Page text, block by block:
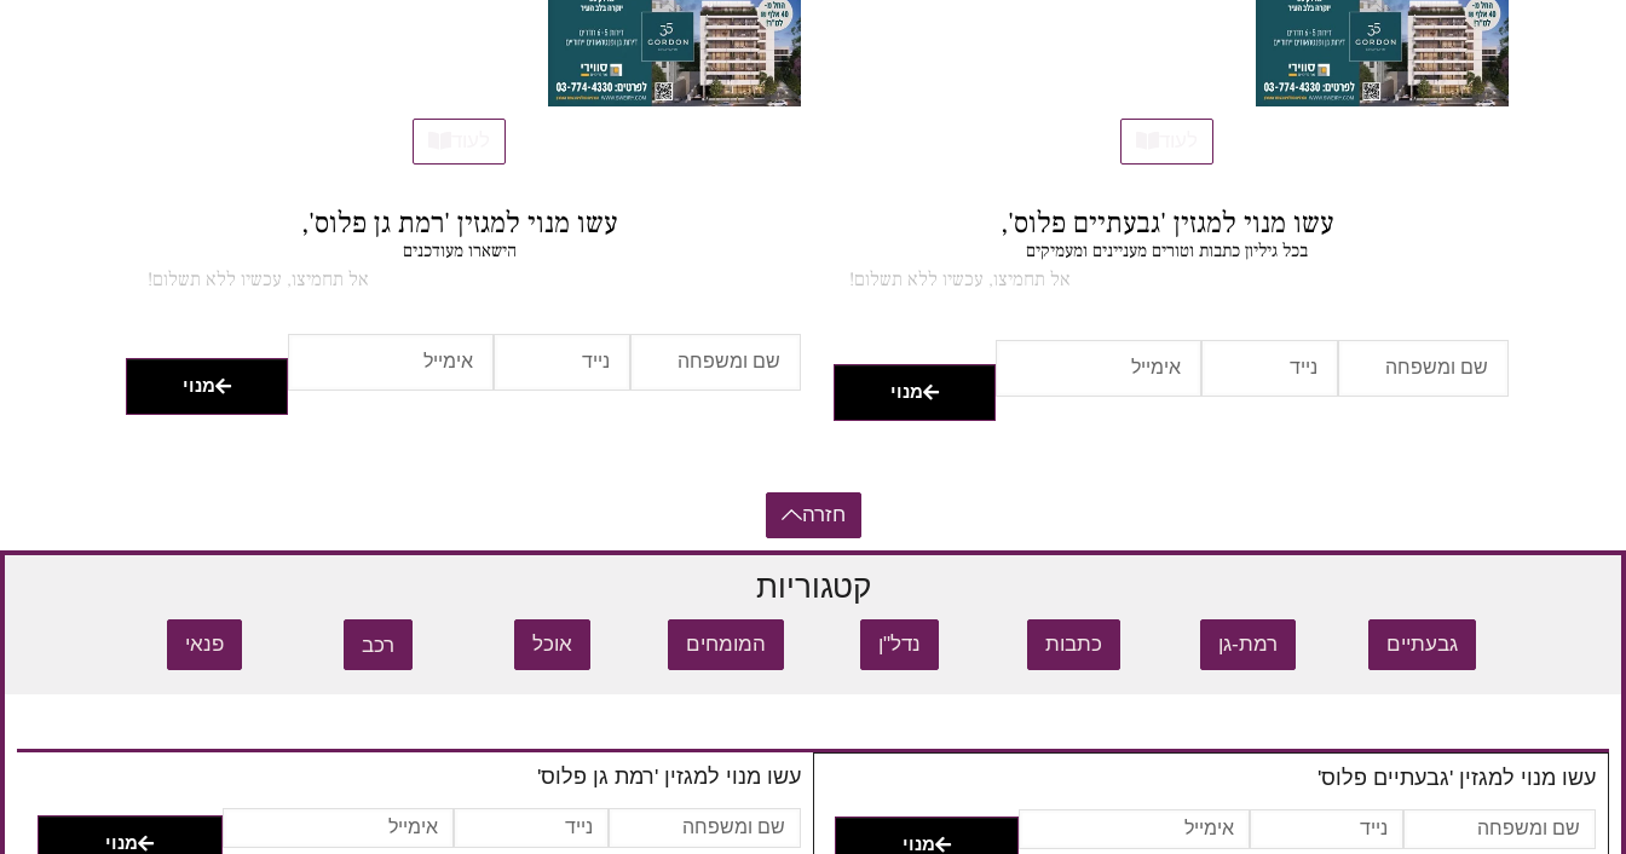
עשו מנוי למגזין 'גבעתיים פלוס',
בכל גיליון כתבות וטורים מעניינים ומעמיקים
אל תחמיצו, עכשיו ללא תשלום!
מנוי
עשו מנוי למגזין 'רמת גן פלוס',
הישארו מעודכנים
אל תחמיצו, עכשיו ללא תשלום!
מנוי
חזרה
קטגוריות
גבעתיים רמת-גן כתבות נדל"ן המומחים אוכל רכב פנאי
עשו מנוי למגזין 'גבעתיים פלוס'
מנוי
עשו מנוי למגזין 'רמת גן פלוס'
מנוי